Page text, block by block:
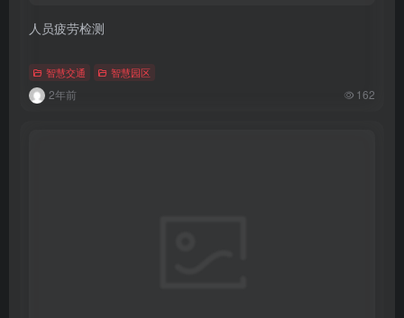
人员疲劳检测
智慧交通 智慧园区
2年前 162